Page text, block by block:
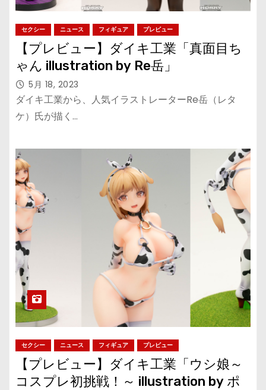
セクシー ニュース フィギュア プレビュー
【プレビュー】ダイキ工業「真面目ち
ゃん illustration by Re岳」
5月 18, 2023
ダイキ工業から、人気イラストレーターRe岳（レタ
ケ）氏が描く…
セクシー ニュース フィギュア プレビュー
【プレビュー】ダイキ工業「ウシ娘～
コスプレ初挑戦！～ illustration by ポ